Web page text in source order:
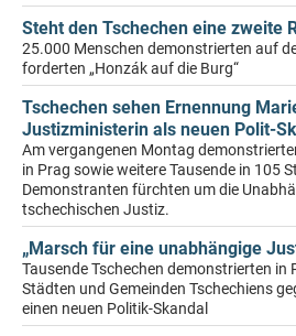
Steht den Tschechen eine zweite
25.000 Menschen demonstrierten auf
forderten „Honzák auf die Burg“
Tschechen sehen Ernennung
Justizministerin als neuen Polit-
Am vergangenen Montag
in Prag sowie weitere Tausende in 105
Demonstranten fürchten um die
tschechischen Justiz.
„Marsch für eine unabhängige
Tausende Tschechen demonstrierten in
Städten und Gemeinden Tschechiens
einen neuen Politik-Skandal